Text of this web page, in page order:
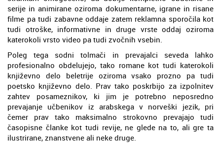
serije in animirane oziroma dokumentarne, igrane in risane
filme pa tudi zabavne oddaje zatem reklamna sporočila kot
tudi otroške, informativne in druge vrste oddaj oziroma
katerokoli vrsto video pa tudi zvočnih vsebin.
Poleg tega sodni tolmači in prevajalci seveda lahko
profesionalno obdelujejo, tako romane kot tudi katerokoli
književno delo beletrije oziroma vsako prozno pa tudi
poetsko književno delo. Prav tako poskrbijo za izpolnitev
zahtev posameznikov, ki jim je potrebno neposredno
prevajanje učbenikov iz arabskega v norveški jezik, pri
čemer prav tako maksimalno strokovno prevajajo tudi
časopisne članke kot tudi revije, ne glede na to, ali gre ta
ilustrirane, znanstvene ali neke druge.